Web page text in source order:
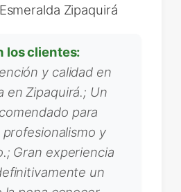
Zipaquirá
los clientes:
y calidad en
en Zipaquirá.; Un
para
y
Gran experiencia
un